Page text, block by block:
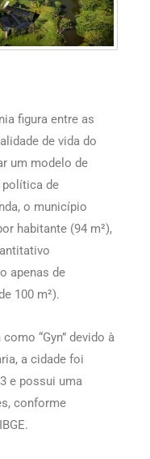
figura entre as
de vida do
um modelo de
política de
o município
habitante (94 m²),
apenas de
100 m²).
“Gyn” devido à
a cidade foi
e possui uma
conforme